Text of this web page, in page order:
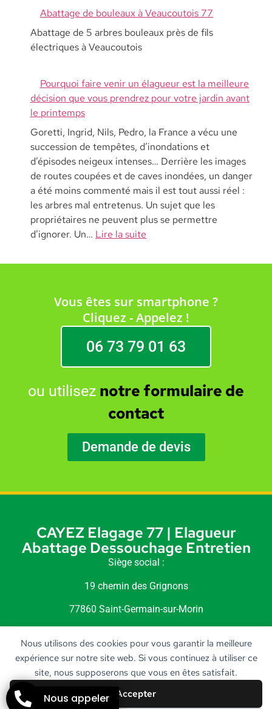
Nous utilisons des cookies pour vous garantir la meilleure
expérience sur notre site web. Si vous continuez à utiliser ce
site, nous supposerons que vous en êtes satisfait.
Accepter
Abattage de bouleaux à Veaucoutois 77
Abattage de 5 arbres bouleaux près de fils
électriques à Veaucoutois
Pourquoi faire venir un élagueur est la meilleure
décision que vous prendrez pour votre jardin avant
le printemps
Goretti, Ingrid, Nils, Pedro, la France a vécu une
succession de tempêtes, d’inondations et
d’épisodes neigeux intenses… Derrière les images
de routes coupées et de caves inondées, un danger
a été moins commenté mais il est tout aussi réel :
les arbres mal entretenus. Un sujet que les
propriétaires ne peuvent plus se permettre
d’ignorer. Un… Lire la suite
Vous êtes sur smartphone ?
Cliquez - Appelez !
06 73 79 01 63
ou utilisez notre formulaire de
contact
Demande de devis
CAYEZ Elagage 77 | Elagueur
Abattage Dessouchage Entretien
Siège social :
19 chemin des Grignons
77860 Saint-Germain-sur-Morin
CréationSTARBOOST
Nous appeler